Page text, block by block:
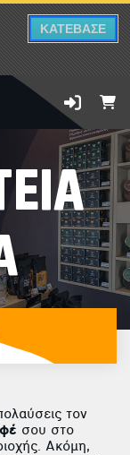
ΚΑΤΕΒΑΣΕ
τον
σου στο
Ακόμη,